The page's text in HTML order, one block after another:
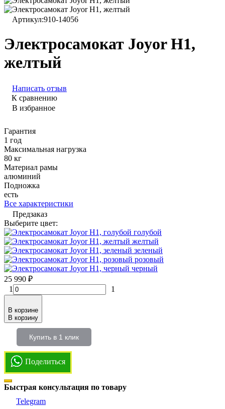
Артикул:910-14056
Электросамокат Joyor H1,
желтый
Написать отзыв
К сравнению
В избранное
Гарантия
1 год
Максимальная нагрузка
80 кг
Материал рамы
алюминий
Подножка
есть
Все характеристики
Предзаказ
Выберите цвет:
голубой
желтый
зеленый
розовый
черный
25 990 ₽
1
1
В корзине
В корзину
Купить в 1 клик
Поделиться
Быстрая консультация по товару
Telegram